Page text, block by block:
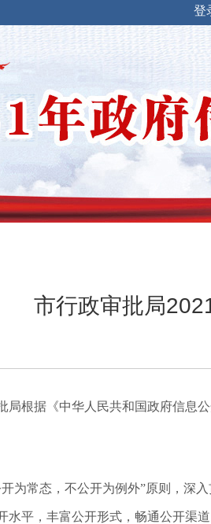
市行政审批局
局根据《中华人民共和国政府信息
为常态，不公开为例外”原则，深
水平，丰富公开形式，畅通公开渠